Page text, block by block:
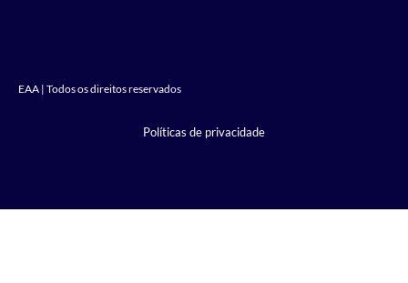
EAA | Todos os direitos reservados
Políticas de privacidade